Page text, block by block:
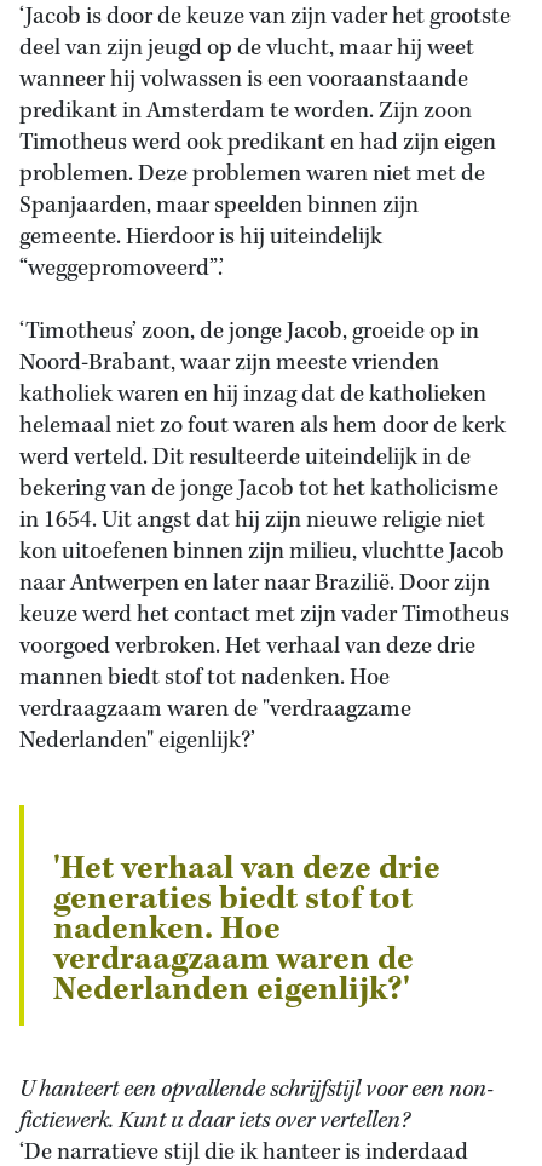
‘Jacob is door de keuze van zijn vader het grootste
deel van zijn jeugd op de vlucht, maar hij weet
wanneer hij volwassen is een vooraanstaande
predikant in Amsterdam te worden. Zijn zoon
Timotheus werd ook predikant en had zijn eigen
problemen. Deze problemen waren niet met de
Spanjaarden, maar speelden binnen zijn
gemeente. Hierdoor is hij uiteindelijk
“weggepromoveerd”.’
‘Timotheus’ zoon, de jonge Jacob, groeide op in
Noord-Brabant, waar zijn meeste vrienden
katholiek waren en hij inzag dat de katholieken
helemaal niet zo fout waren als hem door de kerk
werd verteld. Dit resulteerde uiteindelijk in de
bekering van de jonge Jacob tot het katholicisme
in 1654. Uit angst dat hij zijn nieuwe religie niet
kon uitoefenen binnen zijn milieu, vluchtte Jacob
naar Antwerpen en later naar Brazilië. Door zijn
keuze werd het contact met zijn vader Timotheus
voorgoed verbroken. Het verhaal van deze drie
mannen biedt stof tot nadenken. Hoe
verdraagzaam waren de "verdraagzame
Nederlanden" eigenlijk?’
'Het verhaal van deze drie
generaties biedt stof tot
nadenken. Hoe
verdraagzaam waren de
Nederlanden eigenlijk?'
U hanteert een opvallende schrijfstijl voor een non-
fictiewerk. Kunt u daar iets over vertellen?
‘De narratieve stijl die ik hanteer is inderdaad